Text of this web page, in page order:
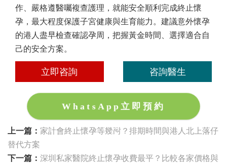
作、嚴格遵醫囑複查護理，就能安全順利完成終止懷
孕，最大程度保護子宮健康與生育能力。建議意外懷孕
的港人盡早檢查確認孕周，把握黃金時間、選擇適合自
己的安全方案。
立即咨詢 咨詢醫生
WhatsApp立即預約
上一篇： 家計會終止懷孕等幾耐？排期時間與港人北上落仔
替代方案
下一篇： 深圳私家醫院終止懷孕收費最平？比較各家價格與